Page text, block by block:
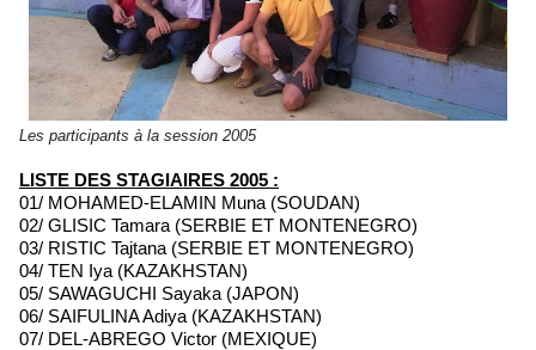
Les participants à la session 2005
LISTE DES STAGIAIRES 2005 :
01/ MOHAMED-ELAMIN Muna (SOUDAN)
02/ GLISIC Tamara (SERBIE ET MONTENEGRO)
03/ RISTIC Tajtana (SERBIE ET MONTENEGRO)
04/ TEN Iya (KAZAKHSTAN)
05/ SAWAGUCHI Sayaka (JAPON)
06/ SAIFULINA Adiya (KAZAKHSTAN)
07/ DEL-ABREGO Victor (MEXIQUE)